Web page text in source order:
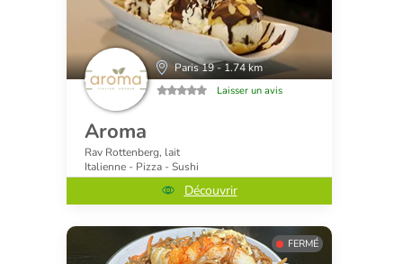
Paris 19 - 1.74 km
Laisser un avis
Aroma
Rav Rottenberg, lait
Italienne - Pizza - Sushi
Découvrir
FERMÉ